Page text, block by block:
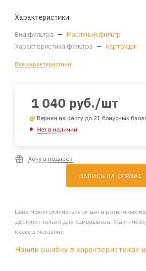
Характеристики
Вид фильтра — Масляный фильтр
Характеристика фильтра — картридж
Все характеристики
1 040 руб./шт
Вернем на карту до 21 бонусных
Нет в наличии
Хочу в подарок
ЗАПИСЬ НА СЕРВИС
Цена может отличаться от цен в розничных
доступен только для самовывоза.
кассе в магазине
Нашли ошибку в характеристиках